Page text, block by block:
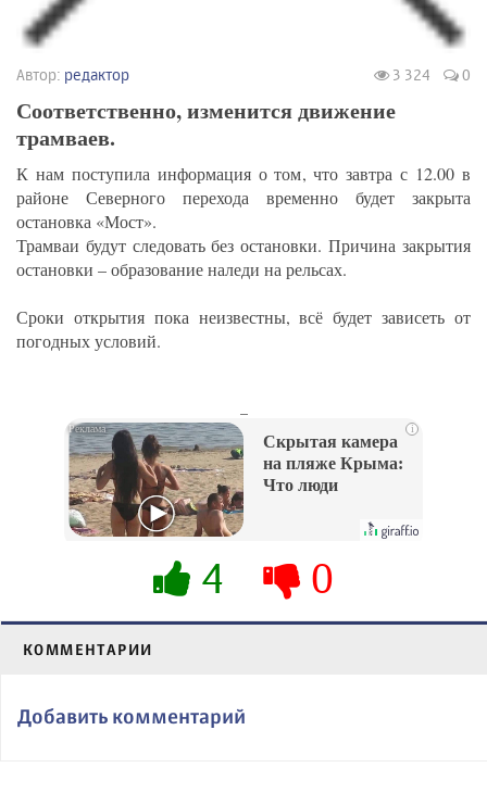
Автор: редактор 3 324 0
Соответственно, изменится движение
трамваев.
К нам поступила информация о том, что завтра с 12.00 в
районе Северного перехода временно будет закрыта
остановка «Мост».
Трамваи будут следовать без остановки. Причина закрытия
остановки – образование наледи на рельсах.
Сроки открытия пока неизвестны, всё будет зависеть от
погодных условий.
i
Скрытая камера
на пляже Крыма:
Что люди
их не видят...
4 0
КОММЕНТАРИИ
Добавить комментарий